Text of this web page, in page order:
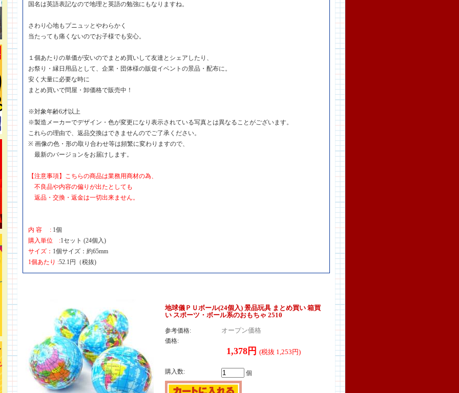
国名は英語表記なので地理と英語の勉強にもなりますね。
さわり心地もプニュッとやわらかく
当たっても痛くないのでお子様でも安心。
１個あたりの単価が安いのでまとめ買いして友達とシェアしたり、
お祭り・縁日用品として、企業・団体様の販促イベントの景品・配布に。
安く大量に必要な時に
まとめ買いで問屋・卸価格で販売中！
※対象年齢6才以上
※製造メーカーでデザイン・色が変更になり表示されている写真とは異なることがございます。
これらの理由で、返品交換はできませんのでご了承ください。
※ 画像の色・形の取り合わせ等は頻繁に変わりますので、
最新のバージョンをお届けします。
【注意事項】こちらの商品は業務用商材の為、
不良品や内容の偏りが出たとしても
返品・交換・返金は一切出来ません。
内 容 : 1個
購入単位 :1セット (24個入)
サイズ： 1個サイズ：約65mm
1個あたり :52.1円（税抜)
地球儀ＰＵボール(24個入) 景品玩具 まとめ買い 箱買
い スポーツ・ボール系のおもちゃ 2510
参考価格: オープン価格
価格:
1,378円 (税抜 1,253円)
購入数: 個